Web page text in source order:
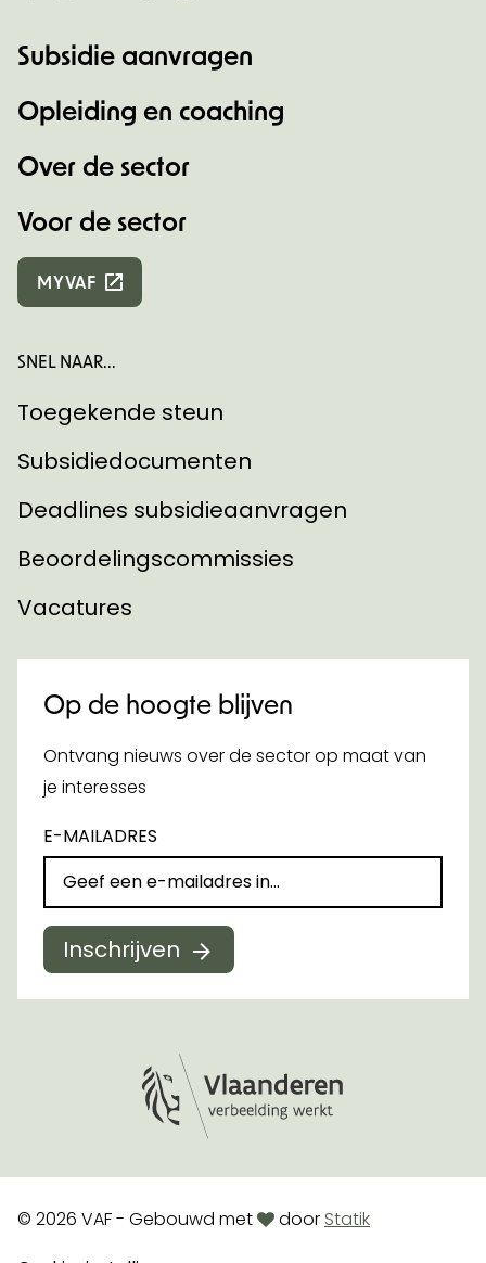
Subsidie aanvragen
Opleiding en coaching
Over de sector
Voor de sector
MYVAF
SNEL NAAR...
Toegekende steun
Subsidiedocumenten
Deadlines subsidieaanvragen
Beoordelingscommissies
Vacatures
Op de hoogte blijven
Ontvang nieuws over de sector op maat van
je interesses
E-MAILADRES
Inschrijven
© 2026 VAF - Gebouwd metlovedoor Statik